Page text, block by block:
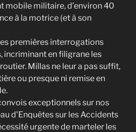
mobile militaire, d’environ 40
à la motrice (et à son
premières interrogations
en filigrane les
Millas ne leur a pas suffit,
ou presque ni remise en
exceptionnels sur nos
d’Enquêtes sur les Accidents
urgente de marteler les